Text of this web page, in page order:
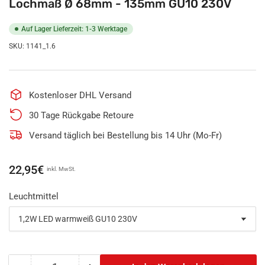
Lochmaß Ø 68mm - 135mm GU10 230V
Auf Lager Lieferzeit: 1-3 Werktage
SKU: 1141_1.6
Kostenloser DHL Versand
30 Tage Rückgabe Retoure
Versand täglich bei Bestellung bis 14 Uhr (Mo-Fr)
Normaler
22,95€ inkl. MwSt.
Leuchtmittel